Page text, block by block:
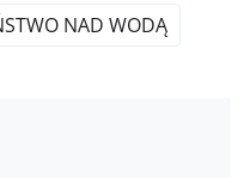
NAD WODĄ